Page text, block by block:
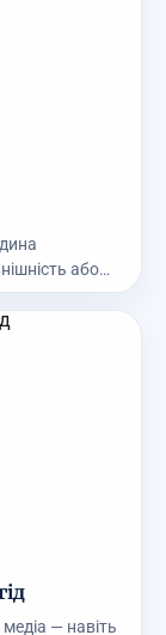
або
— навіть